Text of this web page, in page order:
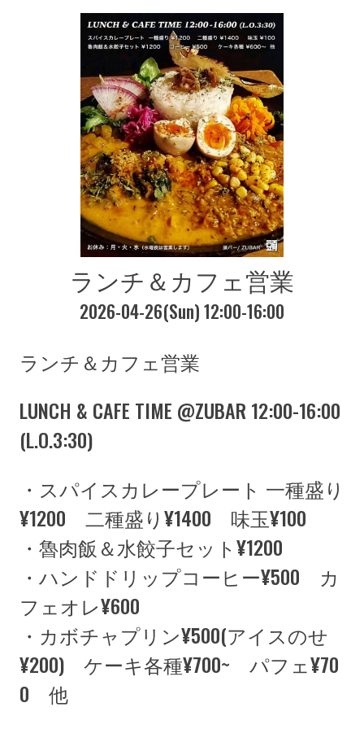
ランチ＆カフェ営業
2026-04-26(Sun) 12:00-16:00
ランチ＆カフェ営業
LUNCH & CAFE TIME @ZUBAR 12:00-16:00
(L.O.3:30)
・スパイスカレープレート 一種盛り
¥1200 二種盛り¥1400 味玉¥100
・魯肉飯＆水餃子セット¥1200
・ハンドドリップコーヒー¥500 カ
フェオレ¥600
・カボチャプリン¥500(アイスのせ
¥200) ケーキ各種¥700~ パフェ¥70
0 他